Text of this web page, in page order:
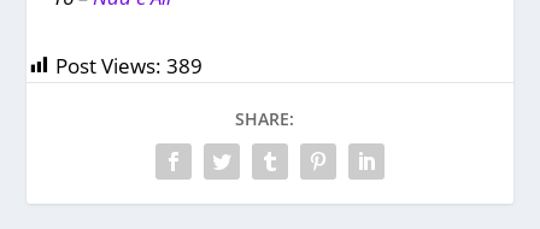
Post Views: 389
SHARE: